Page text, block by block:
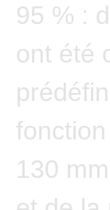
95 % :
ont été
130